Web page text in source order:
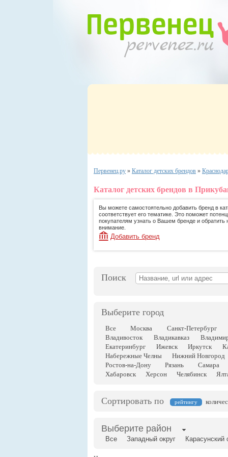
Первенец.ру » Каталог детских брендов »
Каталог детских брендов в
Вы можете самостоятельно добавить бренд в
соответствует его тематике. Это поможет
покупателям узнать о Вашем бренде и обратить
внимание.
Добавить бренд
Поиск
Выберите город
Все Москва Санкт-Петербург
Владивосток
Владикавказ
Екатеринбург
Ижевск Иркутск
Набережные Челны
Нижний Новгород
Ростов-на-Дону
Рязань Самара
Хабаровск
Херсон Челябинск
Сортировать по рейтингу
Выберите район
Все Западный округ Карасунский